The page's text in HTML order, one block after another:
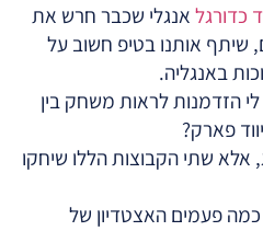
כדורגלאנגלי שכבר חרש את
שיתף אותנו בטיפ חשוב על
באנגליה.
הזדמנות לראות משחק בין
פארק?
אלא שתי הקבוצות הללו שיחקו
פעמים האצטדיון של